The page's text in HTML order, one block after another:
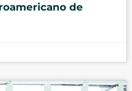
de